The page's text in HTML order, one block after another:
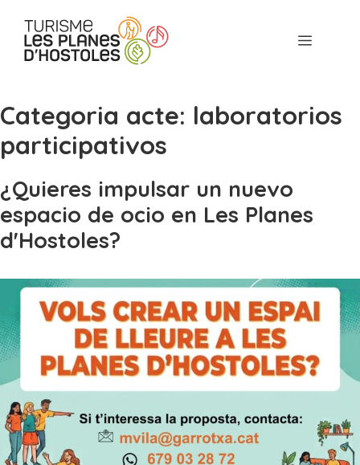
contenido
Menú
Categoria acte: laboratorios
participativos
¿Quieres impulsar un nuevo
espacio de ocio en Les Planes
d'Hostoles?